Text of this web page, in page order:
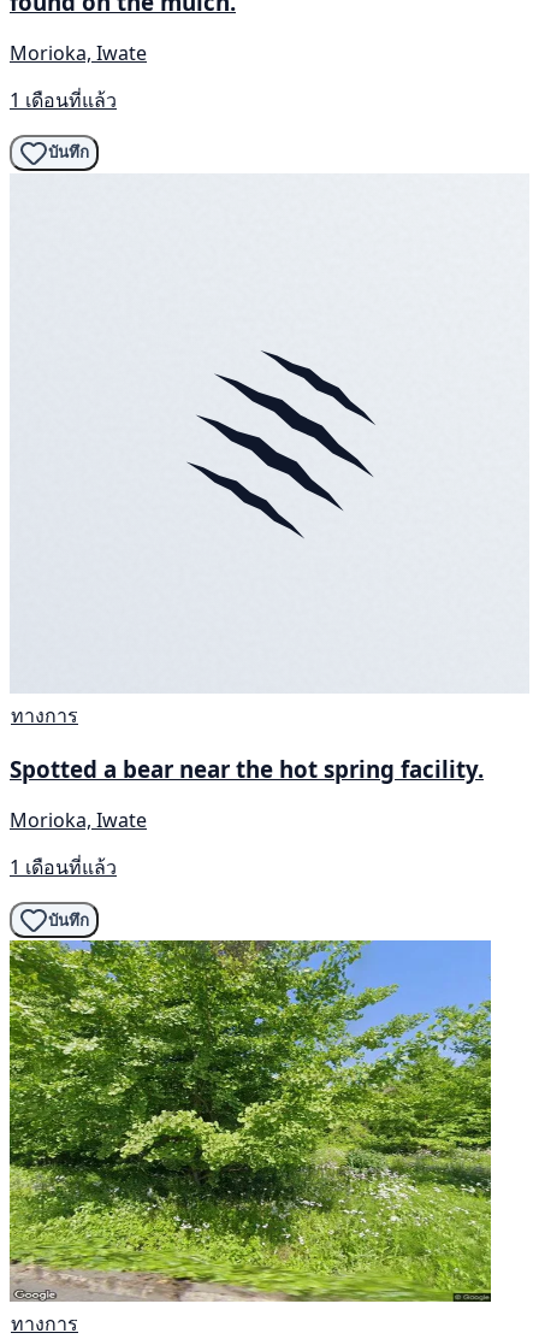
Morioka, Iwate
1 เดือนที่แล้ว
บันทึก
ทางการ
Spotted a bear near the hot spring facility.
Morioka, Iwate
1 เดือนที่แล้ว
บันทึก
ทางการ